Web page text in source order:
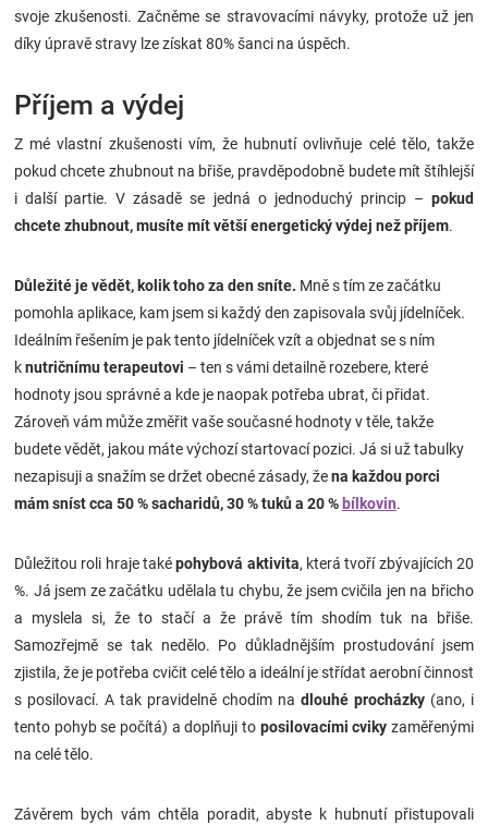
svoje zkušenosti. Začněme se stravovacími návyky, protože už jen
díky úpravě stravy lze získat 80% šanci na úspěch.
Příjem a výdej
Z mé vlastní zkušenosti vím, že hubnutí ovlivňuje celé tělo, takže
pokud chcete zhubnout na břiše, pravděpodobně budete mít štíhlejší
i další partie. V zásadě se jedná o jednoduchý princip – pokud
chcete zhubnout, musíte mít větší energetický výdej než příjem.
Důležité je vědět, kolik toho za den sníte. Mně s tím ze začátku
pomohla aplikace, kam jsem si každý den zapisovala svůj jídelníček.
Ideálním řešením je pak tento jídelníček vzít a objednat se s ním
knutričnímu terapeutovi – ten s vámi detailně rozebere, které
hodnoty jsou správné a kde je naopak potřeba ubrat, či přidat.
Zároveň vám může změřit vaše současné hodnoty v těle, takže
budete vědět, jakou máte výchozí startovací pozici. Já si už tabulky
nezapisuji a snažím se držet obecné zásady, žena každou porci
mám sníst cca 50 % sacharidů, 30 % tuků a 20 % bílkovin.
Důležitou roli hraje taképohybová aktivita, která tvoří zbývajících 20
%. Já jsem ze začátku udělala tu chybu, že jsem cvičila jen na břicho
a myslela si, že to stačí a že právě tím shodím tuk na břiše.
Samozřejmě se tak nedělo. Po důkladnějším prostudování jsem
zjistila, že je potřeba cvičit celé tělo a ideální je střídat aerobní činnost
s posilovací. A tak pravidelně chodím na dlouhé procházky (ano, i
tento pohyb se počítá) a doplňuji to posilovacími cviky zaměřenými
na celé tělo.
Závěrem bych vám chtěla poradit, abyste k hubnutí přistupovali